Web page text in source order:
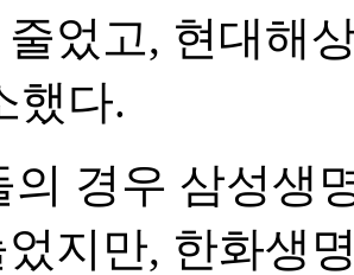
줄었고, 현대해
했다.
의 경우 삼성생
었지만, 한화생